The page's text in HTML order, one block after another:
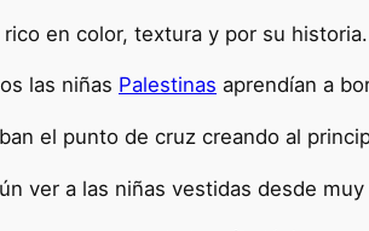
en color, textura y por su historia.
las niñas Palestinas aprendían a
el punto de cruz creando al
ver a las niñas vestidas desde